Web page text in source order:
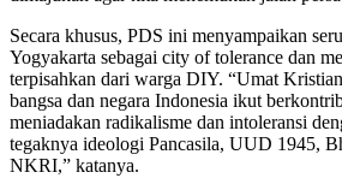
Secara khusus, PDS ini menyampaikan
Yogyakarta sebagai city of tolerance dan
terpisahkan dari warga DIY. “Umat
bangsa dan negara Indonesia ikut
meniadakan radikalisme dan intoleransi
tegaknya ideologi Pancasila, UUD 1945,
NKRI,” katanya.